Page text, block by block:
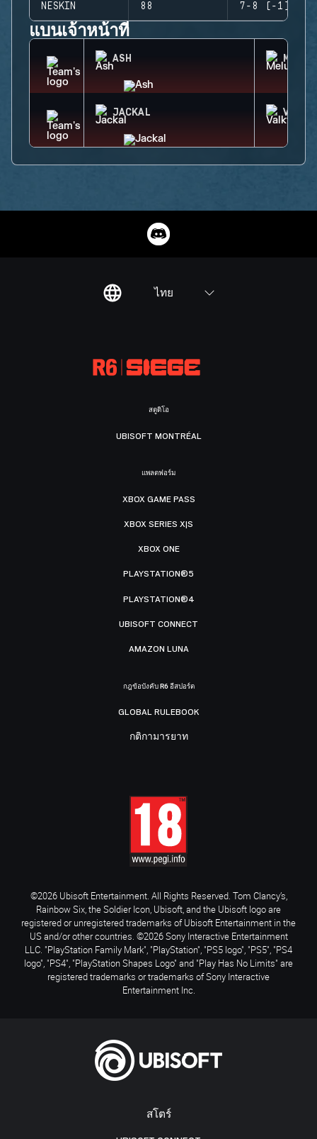
NESKIN 88 7-8 (-1)
แบนเจ้าหน้าที่
ASH
JACKAL
ไทย
สโตร์
สตูดิโอ
UBISOFT MONTRÉAL
แพลตฟอร์ม
XBOX GAME PASS
XBOX SERIES X|S
XBOX ONE
PLAYSTATION®5
PLAYSTATION®4
UBISOFT CONNECT
AMAZON LUNA
กฎข้อบังคับ R6 อีสปอร์ต
GLOBAL RULEBOOK
กติกามารยาท
©2026 Ubisoft Entertainment. All Rights Reserved. Tom Clancy’s,
Rainbow Six, the Soldier Icon, Ubisoft, and the Ubisoft logo are
registered or unregistered trademarks of Ubisoft Entertainment in the
US and/or other countries. ©2026 Sony Interactive Entertainment
LLC. "PlayStation Family Mark", "PlayStation", "PS5 logo", "PS5", "PS4
logo", "PS4", "PlayStation Shapes Logo" and "Play Has No Limits" are
registered trademarks or trademarks of Sony Interactive
Entertainment Inc.